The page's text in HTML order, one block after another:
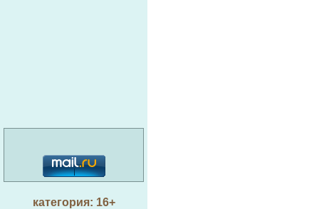
категория: 16+